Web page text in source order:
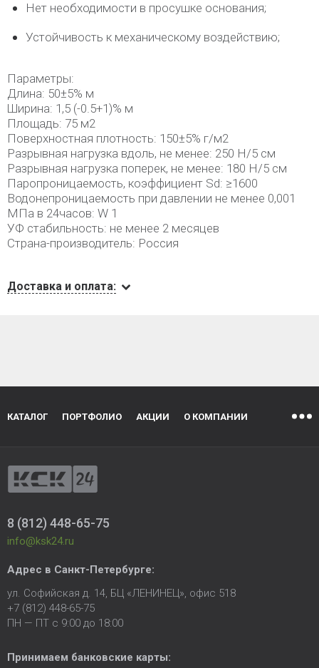
Нет необходимости в просушке основания;
Устойчивость к механическому воздействию;
Параметры:
Длина: 50±5% м
Ширина: 1,5 (-0.5+1)% м
Площадь: 75 м2
Поверхностная плотность: 150±5% г/м2
Разрывная нагрузка вдоль, не менее: 250 Н/5 см
Разрывная нагрузка поперек, не менее: 180 Н/5 см
Паропроницаемость, коэффициент Sd: ≥1600
Водонепроницаемость при давлении не менее 0,001
МПа в 24часов: W 1
УФ стабильность: не менее 2 месяцев
Страна-производитель: Россия
Доставка и оплата:
КАТАЛОГ ПОРТФОЛИО АКЦИИ О КОМПАНИИ
8 (812) 448-65-75
info@ksk24.ru
Адрес в Санкт-Петербурге:
ул. Софийская д. 14, БЦ «ЛЕНИНЕЦ», офис 518
+7 (812) 448-65-75
ПН — ПТ с 9:00 до 18:00
Принимаем банковские карты: